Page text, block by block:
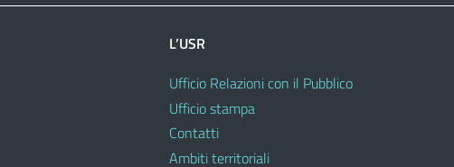
L’USR
Ufficio Relazioni con il Pubblico
Ufficio stampa
Contatti
Ambiti territoriali